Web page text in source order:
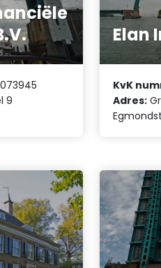
9
Elan
KvK
Adres: